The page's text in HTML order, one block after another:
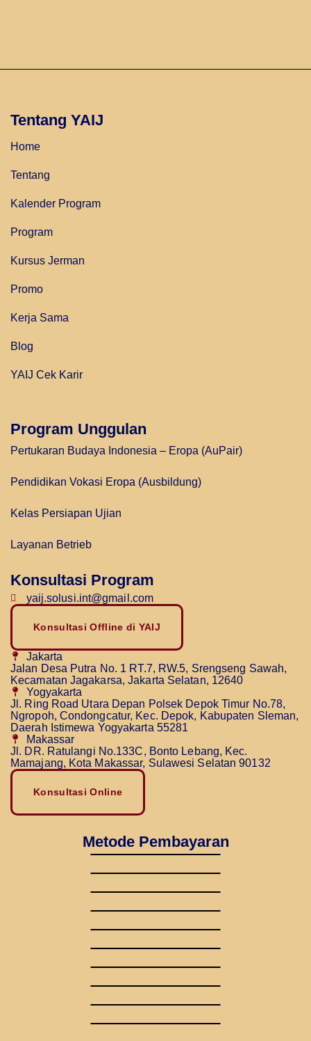
Tentang YAIJ
Home
Tentang
Kalender Program
Program
Kursus Jerman
Promo
Kerja Sama
Blog
YAIJ Cek Karir
Program Unggulan
Pertukaran Budaya Indonesia – Eropa (AuPair)
Pendidikan Vokasi Eropa (Ausbildung)
Kelas Persiapan Ujian
Layanan Betrieb
Konsultasi Program
yaij.solusi.int@gmail.com
Konsultasi Offline di YAIJ
Jakarta
Jalan Desa Putra No. 1 RT.7, RW.5, Srengseng Sawah,
Kecamatan Jagakarsa, Jakarta Selatan, 12640
Yogyakarta
Jl. Ring Road Utara Depan Polsek Depok Timur No.78,
Ngropoh, Condongcatur, Kec. Depok, Kabupaten Sleman,
Daerah Istimewa Yogyakarta 55281
Makassar
Jl. DR. Ratulangi No.133C, Bonto Lebang, Kec.
Mamajang, Kota Makassar, Sulawesi Selatan 90132
Konsultasi Online
Metode Pembayaran